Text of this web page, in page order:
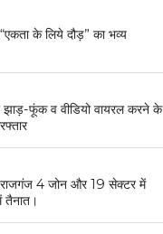
“एकता के लिये दौड़” का भव्य
झाड़-फूंक व वीडियो वायरल करने के
4 जोन और 19 सेक्टर में
तैनात।